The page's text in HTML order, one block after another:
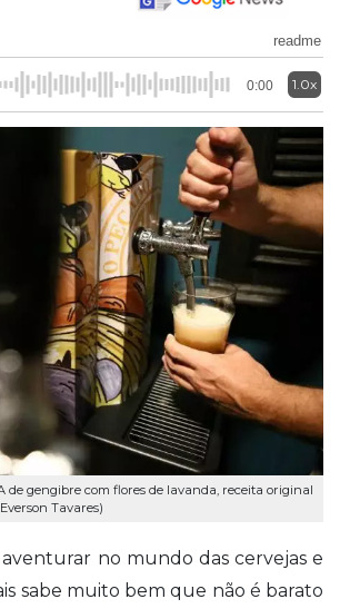
readme
0:00 1.0x
de gengibre com flores de lavanda, receita original
Tavares)
no mundo das cervejas e
sabe muito bem que não é barato